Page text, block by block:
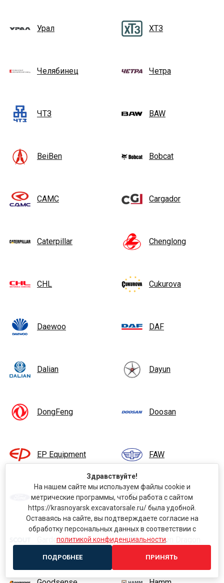
Урал ХТЗ
Челябинец Четра
ЧТЗ BAW
BeiBen Bobcat
CAMC Cargador
Caterpillar Chenglong
CHL Cukurova
Daewoo DAF
Dalian Dayun
DongFeng Doosan
EP Equipment FAW
Ford Foton
Garden Scout Golden Dragon
Здравствуйте!
На нашем сайте мы используем файлы cookie и
метрические программы, чтобы работа с сайтом
https://krasnoyarsk.excavatorsale.ru/ была удобной.
Оставаясь на сайте, вы подтверждаете согласие на
обработку персональных данных в соответствии с
политикой конфиденциальности
ПОДРОБНЕЕ ПРИНЯТЬ